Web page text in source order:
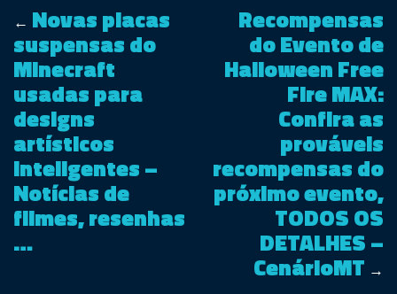
← Novas placas
suspensas do
Minecraft
usadas para
designs
artísticos
inteligentes –
Notícias de
filmes, resenhas
…
Recompensas
do Evento de
Halloween Free
Fire MAX:
Confira as
prováveis
recompensas do
próximo evento,
TODOS OS
DETALHES –
CenárioMT →